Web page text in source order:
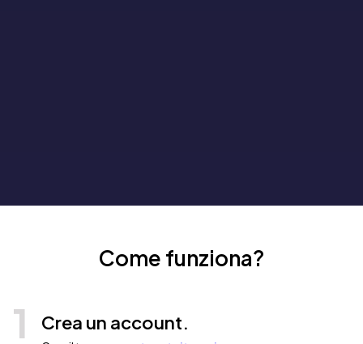
Come funziona?
1 Crea un account.